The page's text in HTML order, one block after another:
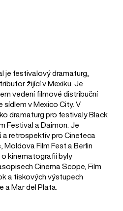
je festivalový dramaturg,
žijící v Mexiku. Je
vedení filmové distribuční
sídlem v Mexico City. V
dramaturg pro festivaly Black
Festival a Daimon. Je
a retrospektiv pro Cineteca
Moldova Film Fest a Berlin
o kinematografii byly
Cinema Scope, Film
a tiskových výstupech
a Mar del Plata.